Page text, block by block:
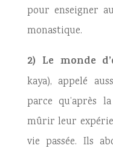
pour enseigner
monastique.
2) Le monde
kaya), appelé
parce qu’après
mûrir leur
vie passée. Ils